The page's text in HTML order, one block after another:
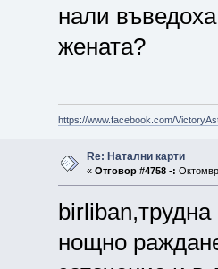
нали
жената?
https://www.facebook.com/
Re: Натални карти
« Отговор #4758 -:
birliban,трудна
нощно